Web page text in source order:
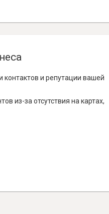
контактов и репутации вашей
из-за отсутствия на картах,